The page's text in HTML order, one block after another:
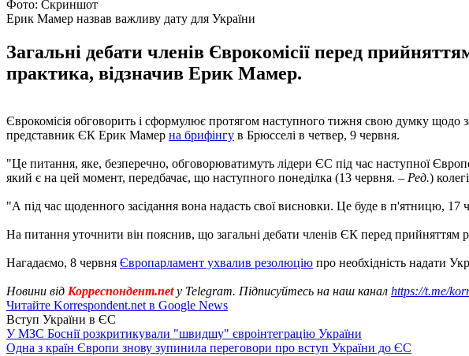
Фото: Скриншот
Ерик Мамер назвав важливу дату для України
Загальні дебати членів Єврокомісії перед
практика, відзначив Ерик Мамер.
Єврокомісія обговорить і сформулює протягом наступного тижня свою думку щодо
представник ЄК Ерик Мамер на брифінгу в Брюсселі в четвер, 9 червня.
"Це питання, яке, безперечно, обговорюватимуть лідери ЄС під час наступної
який є на цей момент, передбачає, що наступного понеділка (13 червня. – Ред.)
"А під час щоденного засідання вона надасть свої висновки. Це буде в п'ятницю,
На питання уточнити він пояснив, що загальні дебати членів ЄК перед
Нагадаємо, 8 червня Європарламент ухвалив резолюцію про необхідність надати
Новини від Корреспондент.netу Telegram. Підписуйтесь на наш канал https://t.me/
Читайте Korrespondent.net в Google News
Вступ України в ЄС
У МЗС Боснії розкритикували "швидшу" євроінтеграцію України
Одна з країн Європи знову зупинила переговори про вступ України до ЄС